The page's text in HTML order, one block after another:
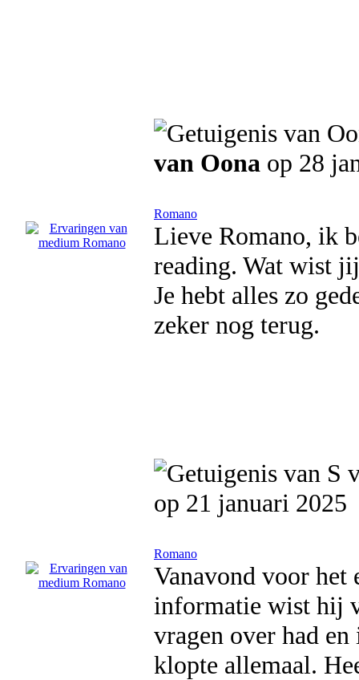
van Oona op 28
Romano
Lieve Romano, ik
reading. Wat wist
Je hebt alles zo
zeker nog terug.
op 21 januari 2025
Romano
Vanavond voor het
informatie wist hij
vragen over had
klopte allemaal.